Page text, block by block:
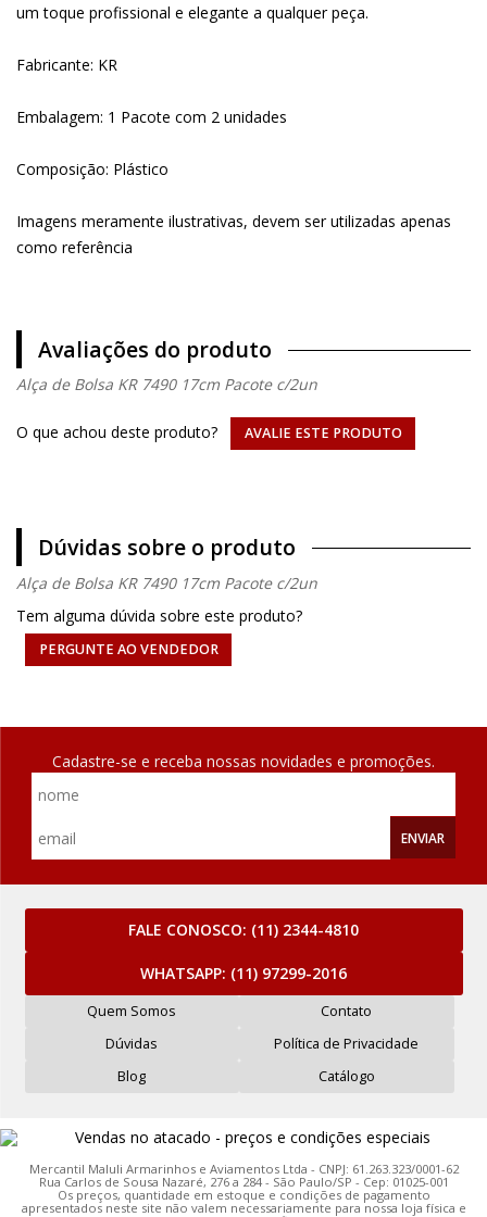
um toque profissional e elegante a qualquer peça.
Fabricante: KR
Embalagem: 1 Pacote com 2 unidades
Composição: Plástico
Imagens meramente ilustrativas, devem ser utilizadas apenas
como referência
Avaliações do produto
Alça de Bolsa KR 7490 17cm Pacote c/2un
O que achou deste produto? AVALIE ESTE PRODUTO
Dúvidas sobre o produto
Alça de Bolsa KR 7490 17cm Pacote c/2un
Tem alguma dúvida sobre este produto?
PERGUNTE AO VENDEDOR
Cadastre-se e receba nossas novidades e promoções.
ENVIAR
FALE CONOSCO: (11) 2344-4810
WHATSAPP: (11) 97299-2016
Quem Somos
Contato
Dúvidas
Política de Privacidade
Blog
Catálogo
Mercantil Maluli Armarinhos e Aviamentos Ltda - CNPJ: 61.263.323/0001-62
Rua Carlos de Sousa Nazaré, 276 a 284 - São Paulo/SP - Cep: 01025-001
Os preços, quantidade em estoque e condições de pagamento
apresentados neste site não valem necessariamente para nossa loja física e